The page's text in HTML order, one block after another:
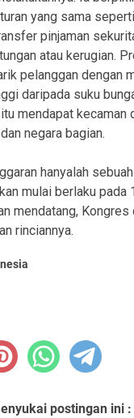
yang sama
pinjaman
atau kerugian.
pelanggan dengan
daripada suku
mendapat kecaman
negara bagian.
hanyalah
mulai berlaku pada
mendatang, Kongres
rinciannya.
postingan ini :